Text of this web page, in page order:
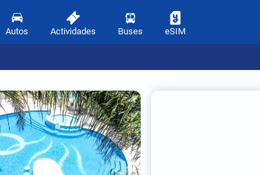
Autos Actividades Buses eSIM